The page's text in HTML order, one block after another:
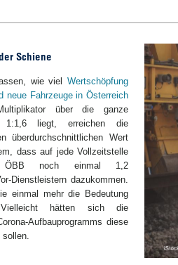
Schiene
wie viel Wertschöpfung
neue Fahrzeuge in Österreich
über die ganze
1:1,6 liegt, erreichen die
überdurchschnittlichen Wert
dass auf jede Vollzeitstelle
ÖBB noch einmal 1,2
Dienstleistern dazukommen.
einmal mehr die Bedeutung
hätten sich die
Aufbauprogramms diese
sollen.